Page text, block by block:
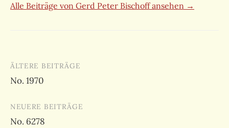
Alle Beiträge von Gerd Peter Bischoff ansehen →
Beitragsnavigation
ÄLTERE BEITRÄGE
No. 1970
NEUERE BEITRÄGE
No. 6278